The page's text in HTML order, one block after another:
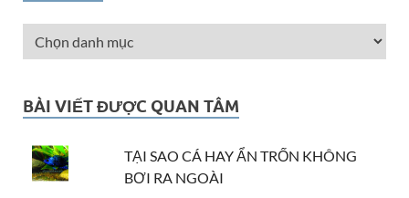
BÀI VIẾT ĐƯỢC QUAN TÂM
TẠI SAO CÁ HAY ẨN TRỐN KHÔNG
BƠI RA NGOÀI